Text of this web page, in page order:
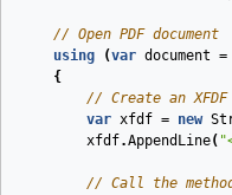
// Open PDF document
using
(var document =
{
// Create an
var xfdf = new
xfdf.AppendLine(
// Call the